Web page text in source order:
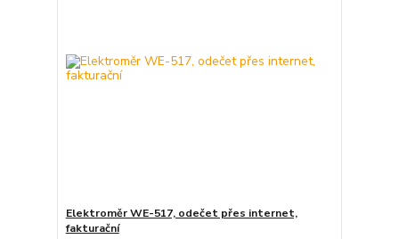
Elektroměr WE-517, odečet přes internet,
fakturační